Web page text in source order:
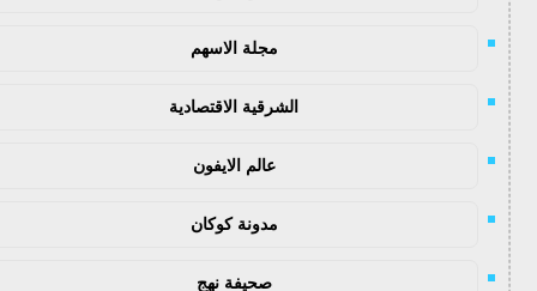
مجلة الاسهم
الشرقية الاقتصادية
عالم الايفون
مدونة كوكان
صحيفة نهج